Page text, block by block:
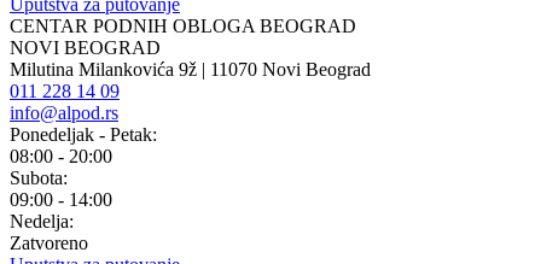
CENTAR PODNIH OBLOGA BEOGRAD
NOVI BEOGRAD
Milutina Milankovića 9ž | 11070 Novi Beograd
011 228 14 09
info@alpod.rs
Ponedeljak - Petak:
08:00 - 20:00
Subota:
09:00 - 14:00
Nedelja:
Zatvoreno